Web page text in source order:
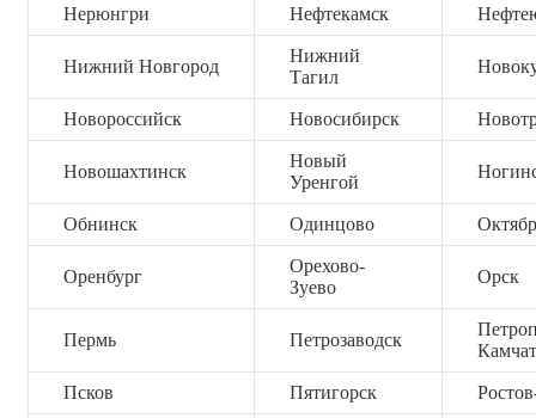
Нерюнгри Нефтекамск
Нижний Новгород
Нижний
Тагил
Новороссийск Новосибирск
Новошахтинск
Новый
Уренгой
Обнинск Одинцово
Оренбург
Орехово-
Зуево
Орск
Пермь Петрозаводск
Псков Пятигорск